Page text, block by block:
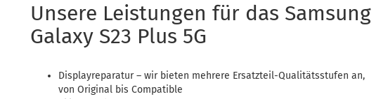
Unsere Leistungen für das Samsung
Galaxy S23 Plus 5G
Displayreparatur – wir bieten mehrere Ersatzteil-Qualitätsstufen an,
von Original bis Compatible